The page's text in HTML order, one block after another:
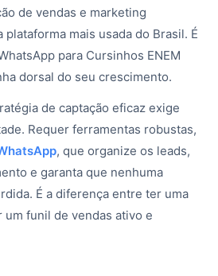
de vendas e marketing
mais usada do Brasil. É
para Cursinhos ENEM
dorsal do seu crescimento.
de captação eficaz exige
Requer ferramentas robustas,
, que organize os leads,
e garanta que nenhuma
É a diferença entre ter uma
funil de vendas ativo e